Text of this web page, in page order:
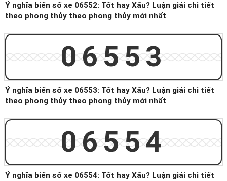
Ý nghĩa biển số xe 06552: Tốt hay Xấu? Luận giải chi tiết
theo phong thủy theo phong thủy mới nhất
06553
Ý nghĩa biển số xe 06553: Tốt hay Xấu? Luận giải chi tiết
theo phong thủy theo phong thủy mới nhất
06554
Ý nghĩa biển số xe 06554: Tốt hay Xấu? Luận giải chi tiết